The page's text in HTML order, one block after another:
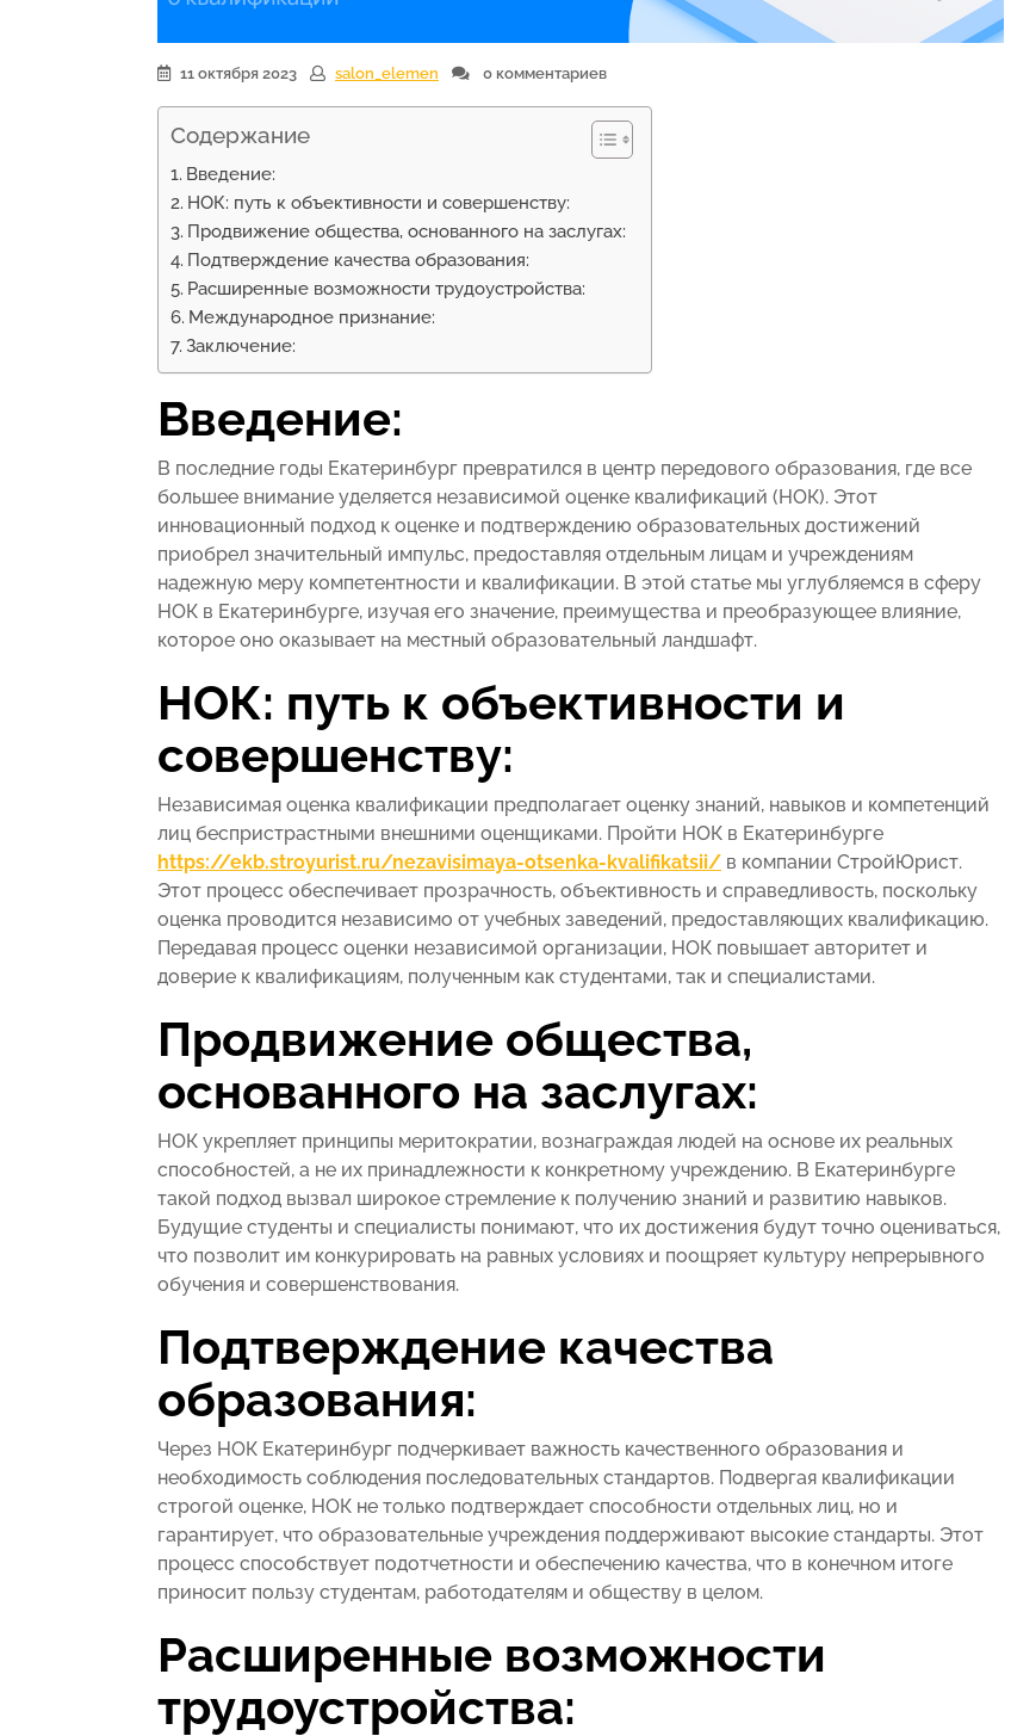
11 октября 2023 salon_elemen 0 комментариев
Содержание
Введение:
НОК: путь к объективности и совершенству:
Продвижение общества, основанного на заслугах:
Подтверждение качества образования:
Расширенные возможности трудоустройства:
Международное признание:
Заключение:
Введение:
В последние годы Екатеринбург превратился в центр передового образования, где все
большее внимание уделяется независимой оценке квалификаций (НОК). Этот
инновационный подход к оценке и подтверждению образовательных достижений
приобрел значительный импульс, предоставляя отдельным лицам и учреждениям
надежную меру компетентности и квалификации. В этой статье мы углубляемся в сферу
НОК в Екатеринбурге, изучая его значение, преимущества и преобразующее влияние,
которое оно оказывает на местный образовательный ландшафт.
НОК: путь к объективности и
совершенству:
Независимая оценка квалификации предполагает оценку знаний, навыков и компетенций
лиц беспристрастными внешними оценщиками. Пройти НОК в Екатеринбурге
https://ekb.stroyurist.ru/nezavisimaya-otsenka-kvalifikatsii/ в компании СтройЮрист.
Этот процесс обеспечивает прозрачность, объективность и справедливость, поскольку
оценка проводится независимо от учебных заведений, предоставляющих квалификацию.
Передавая процесс оценки независимой организации, НОК повышает авторитет и
доверие к квалификациям, полученным как студентами, так и специалистами.
Продвижение общества,
основанного на заслугах:
НОК укрепляет принципы меритократии, вознаграждая людей на основе их реальных
способностей, а не их принадлежности к конкретному учреждению. В Екатеринбурге
такой подход вызвал широкое стремление к получению знаний и развитию навыков.
Будущие студенты и специалисты понимают, что их достижения будут точно оцениваться,
что позволит им конкурировать на равных условиях и поощряет культуру непрерывного
обучения и совершенствования.
Подтверждение качества
образования:
Через НОК Екатеринбург подчеркивает важность качественного образования и
необходимость соблюдения последовательных стандартов. Подвергая квалификации
строгой оценке, НОК не только подтверждает способности отдельных лиц, но и
гарантирует, что образовательные учреждения поддерживают высокие стандарты. Этот
процесс способствует подотчетности и обеспечению качества, что в конечном итоге
приносит пользу студентам, работодателям и обществу в целом.
Расширенные возможности
трудоустройства: